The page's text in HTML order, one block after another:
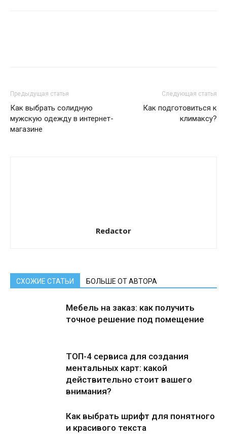
Предыдущая статья
Как выбрать солидную
мужскую одежду в интернет-
магазине
Следующая статья
Как подготовиться к
климаксу?
Redactor
СХОЖИЕ СТАТЬИ БОЛЬШЕ ОТ АВТОРА
Мебель на заказ: как получить
точное решение под помещение
ТОП-4 сервиса для создания
ментальных карт: какой
действительно стоит вашего
внимания?
Как выбрать шрифт для понятного
и красивого текста